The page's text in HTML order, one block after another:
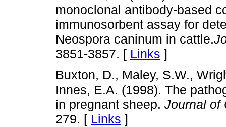
monoclonal antibody-based
immunosorbent assay for
Neospora caninum in cattle.
3851-3857. [ Links ]
Buxton, D., Maley, S.W.,
Innes, E.A. (1998). The
in pregnant sheep. Journal of
279. [ Links ]